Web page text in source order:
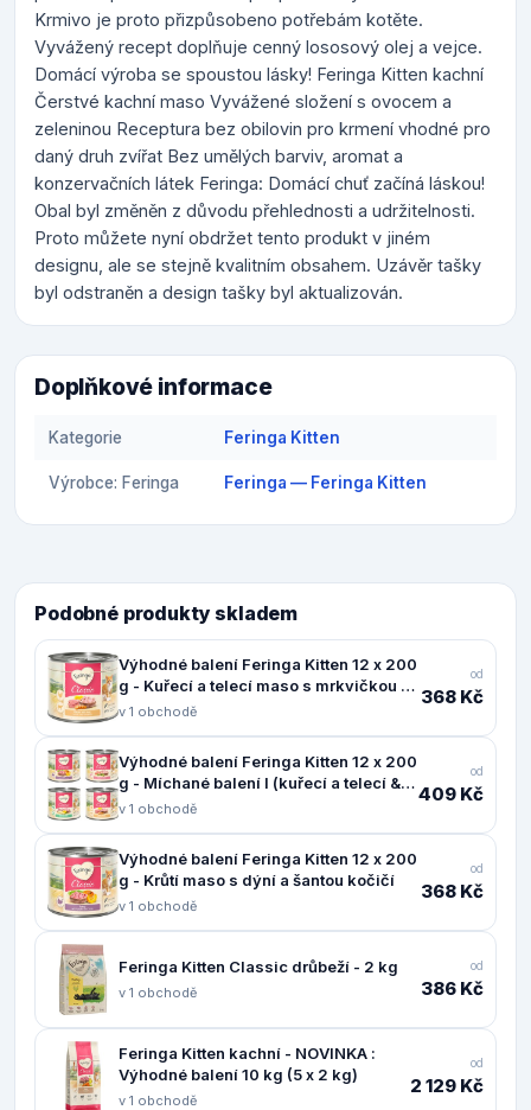
Krmivo je proto přizpůsobeno potřebám kotěte.
Vyvážený recept doplňuje cenný lososový olej a vejce.
Domácí výroba se spoustou lásky! Feringa Kitten kachní
Čerstvé kachní maso Vyvážené složení s ovocem a
zeleninou Receptura bez obilovin pro krmení vhodné pro
daný druh zvířat Bez umělých barviv, aromat a
konzervačních látek Feringa: Domácí chuť začíná láskou!
Obal byl změněn z důvodu přehlednosti a udržitelnosti.
Proto můžete nyní obdržet tento produkt v jiném
designu, ale se stejně kvalitním obsahem. Uzávěr tašky
byl odstraněn a design tašky byl aktualizován.
Doplňkové informace
Kategorie Feringa Kitten
Výrobce: Feringa Feringa — Feringa Kitten
Podobné produkty skladem
Výhodné balení Feringa Kitten 12 x 200
g - Kuřecí a telecí maso s mrkvičkou a
pampeliškou
v 1 obchodě
od
368 Kč
Výhodné balení Feringa Kitten 12 x 200
g - Míchané balení I (kuřecí a telecí &
krůtí & králík)
v 1 obchodě
od
409 Kč
Výhodné balení Feringa Kitten 12 x 200
g - Krůtí maso s dýní a šantou kočičí
v 1 obchodě
od
368 Kč
Feringa Kitten Classic drůbeží - 2 kg
v 1 obchodě
od
386 Kč
Feringa Kitten kachní - NOVINKA :
Výhodné balení 10 kg (5 x 2 kg)
v 1 obchodě
od
2 129 Kč